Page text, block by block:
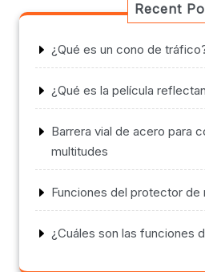
Recent
¿Qué es un cono de
¿Qué es la película
Barrera vial de acero para
multitudes
Funciones del protector de
¿Cuáles son las funciones